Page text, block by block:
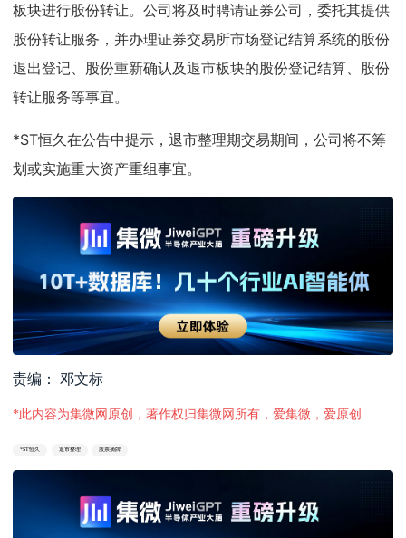
板块进行股份转让。公司将及时聘请证券公司，委托其提供
股份转让服务，并办理证券交易所市场登记结算系统的股份
退出登记、股份重新确认及退市板块的股份登记结算、股份
转让服务等事宜。
*ST恒久在公告中提示，退市整理期交易期间，公司将不筹
划或实施重大资产重组事宜。
责编： 邓文标
*此内容为集微网原创，著作权归集微网所有，爱集微，爱原创
*ST恒久 退市整理 股票摘牌